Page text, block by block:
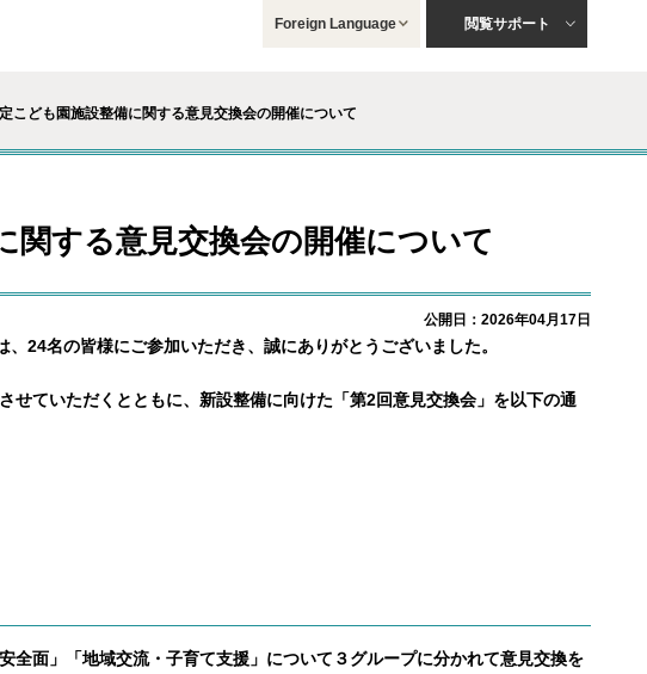
閲覧サポート
Foreign Language
こども園施設整備に関する意見交換会の開催について
関する意見交換会の開催について
公開日：2026年04月17日
24名の皆様にご参加いただき、誠にありがとうございました。
ていただくとともに、新設整備に向けた「第2回意見交換会」を以下の通
面」「地域交流・子育て支援」について３グループに分かれて意見交換を